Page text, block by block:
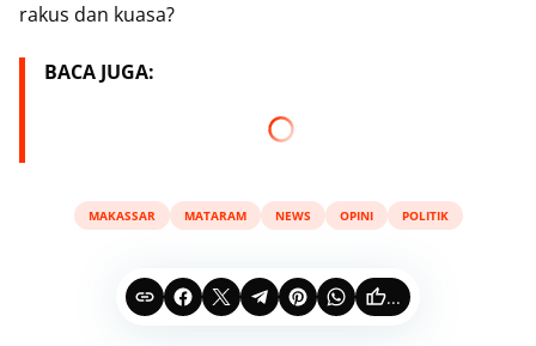
rakus dan kuasa?
BACA JUGA:
MAKASSAR MATARAM NEWS OPINI POLITIK
...